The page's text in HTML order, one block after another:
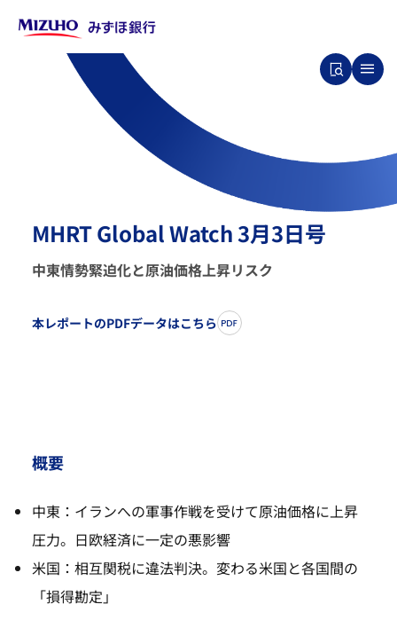
MHRT Global Watch 3月3日号
中東情勢緊迫化と原油価格上昇リスク
本レポートのPDFデータはこちら
概要
中東：イランへの軍事作戦を受けて原油価格に上昇
圧力。日欧経済に一定の悪影響
米国：相互関税に違法判決。変わる米国と各国間の
「損得勘定」